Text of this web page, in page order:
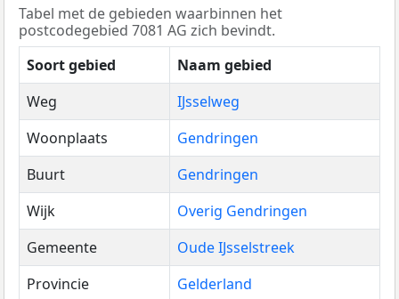
Tabel met de gebieden waarbinnen het
postcodegebied 7081 AG zich bevindt.
Soort gebied
Naam gebied
Weg
IJsselweg
Woonplaats
Gendringen
Buurt
Gendringen
Wijk
Overig Gendringen
Gemeente
Oude IJsselstreek
Provincie
Gelderland